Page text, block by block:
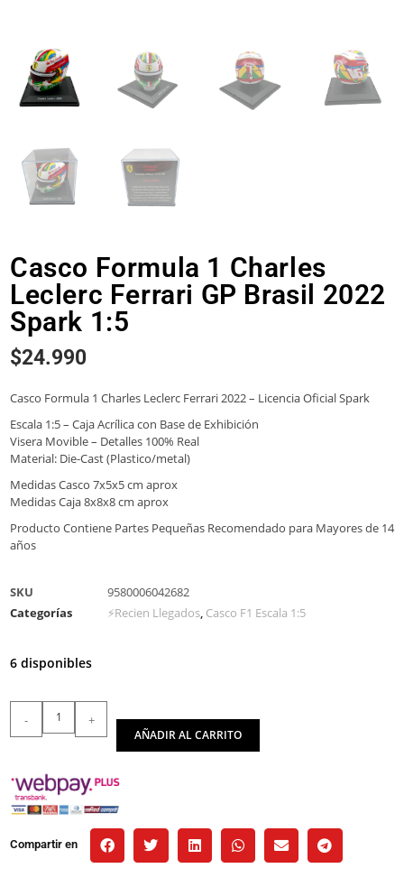
Casco Formula 1 Charles
Leclerc Ferrari GP Brasil 2022
Spark 1:5
$24.990
Casco Formula 1 Charles Leclerc Ferrari 2022 – Licencia Oficial Spark
Escala 1:5 – Caja Acrílica con Base de Exhibición
Visera Movible – Detalles 100% Real
Material: Die-Cast (Plastico/metal)
Medidas Casco 7x5x5 cm aprox
Medidas Caja 8x8x8 cm aprox
Producto Contiene Partes Pequeñas Recomendado para Mayores de 14
años
SKU
9580006042682
Categorías
⚡Recien Llegados, Casco F1 Escala 1:5
6 disponibles
- +
AÑADIR AL CARRITO
Compartir en